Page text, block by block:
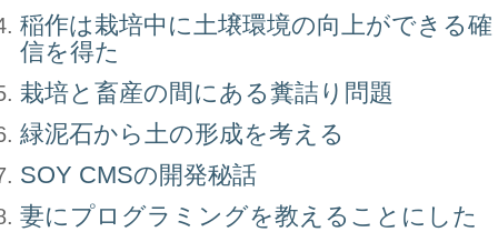
稲作は栽培中に土壌環境の向上ができる確
信を得た
栽培と畜産の間にある糞詰り問題
緑泥石から土の形成を考える
SOY CMSの開発秘話
妻にプログラミングを教えることにした